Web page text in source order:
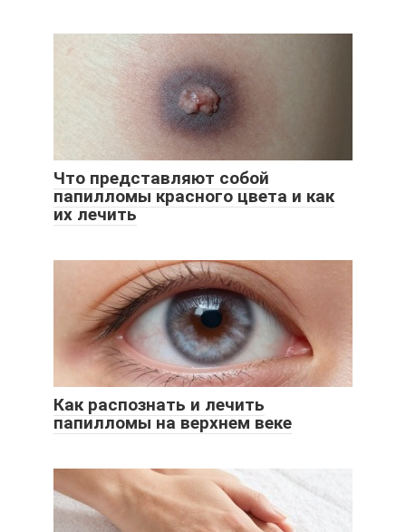
Что представляют собой
папилломы красного цвета и как
их лечить
Как распознать и лечить
папилломы на верхнем веке